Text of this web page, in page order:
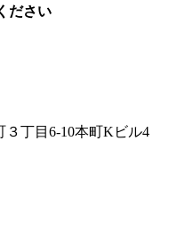
ださい
３丁目6-10本町Kビル4